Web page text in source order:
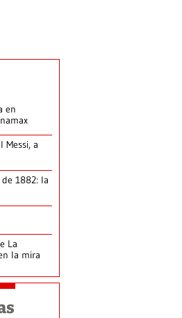
en
Messi, a
1882: la
La
la mira